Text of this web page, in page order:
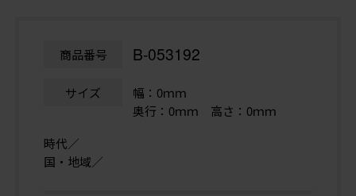
商品番号 B-053192
サイズ
幅：0ｍｍ
奥行：0ｍｍ 高さ：0ｍｍ
時代／
国・地域／